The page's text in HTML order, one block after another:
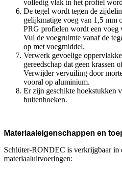
volledig vlak in het profiel
De tegel wordt tegen de
gelijkmatige voeg van 1,5 mm
PRG profielen wordt een voeg
Vul de voegruimte vanaf de
op met voegmiddel.
Verwerk gevoelige
gereedschap dat geen krassen
Verwijder vervuiling door
vooral op aluminium.
Er zijn geschikte hoekstukken
buitenhoeken.
Materiaaleigenschappen en
Schlüter-RONDEC is verkrijgbaar in
materiaaluitvoeringen: